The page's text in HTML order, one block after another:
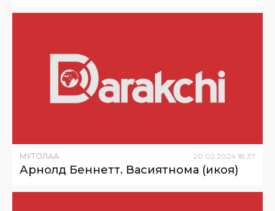
МУТОЛАА 20 02 2024 18:37
Арнолд Беннетт. Васиятнома (ҳикоя)